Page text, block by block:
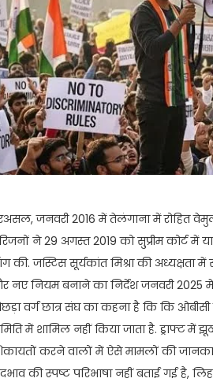
जनवरी 2016 में तेलंगाना में रोहित
ने 29 अगस्त 2019 को सु्प्रीम कोर्ट में
की. जस्टिस सूर्यकांत मिश्रा की अध्यक्षता
नए नियम बनाने का निर्देश जनवरी 2025 में
वर्ग छात्र संघ का कहना है कि कि
में शामिल नहीं किया जाता है. ड्राफ्ट में
करने वालों में ऐसे मामलों की
की स्पष्ट परिभाषा नहीं बताई गई है,